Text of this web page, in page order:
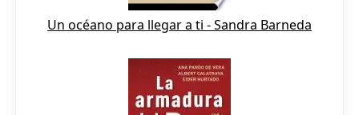
Un océano para llegar a ti - Sandra Barneda